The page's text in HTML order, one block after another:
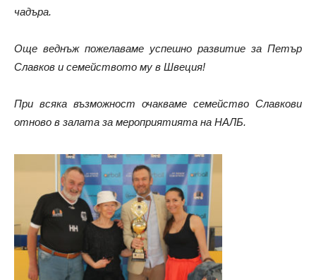
чадъра.
Още веднъж пожелаваме успешно развитие за Петър
Славков и семейството му в Швеция!
При всяка възможност очакваме семейство Славкови
отново в залата за мероприятията на НАЛБ.